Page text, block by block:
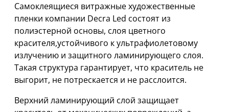
Самоклеящиеся витражные художественные
пленки компании Decra Led состоят из
полиэстерной основы, слоя цветного
красителя,устойчивого к ультрафиолетовому
излучению и защитного ламинирующего слоя.
Такая структура гарантирует, что краситель не
выгорит, не потрескается и не расслоится.
Верхний ламинирующий слой защищает